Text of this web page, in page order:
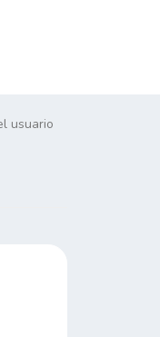
usuario